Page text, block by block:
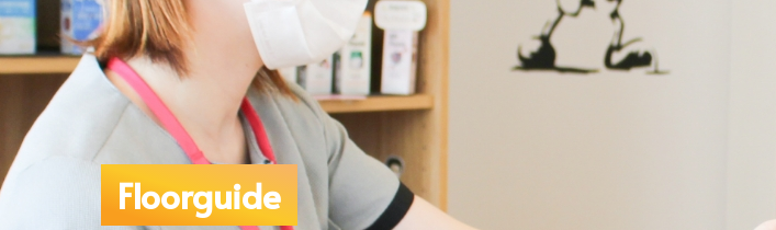
Floorguide